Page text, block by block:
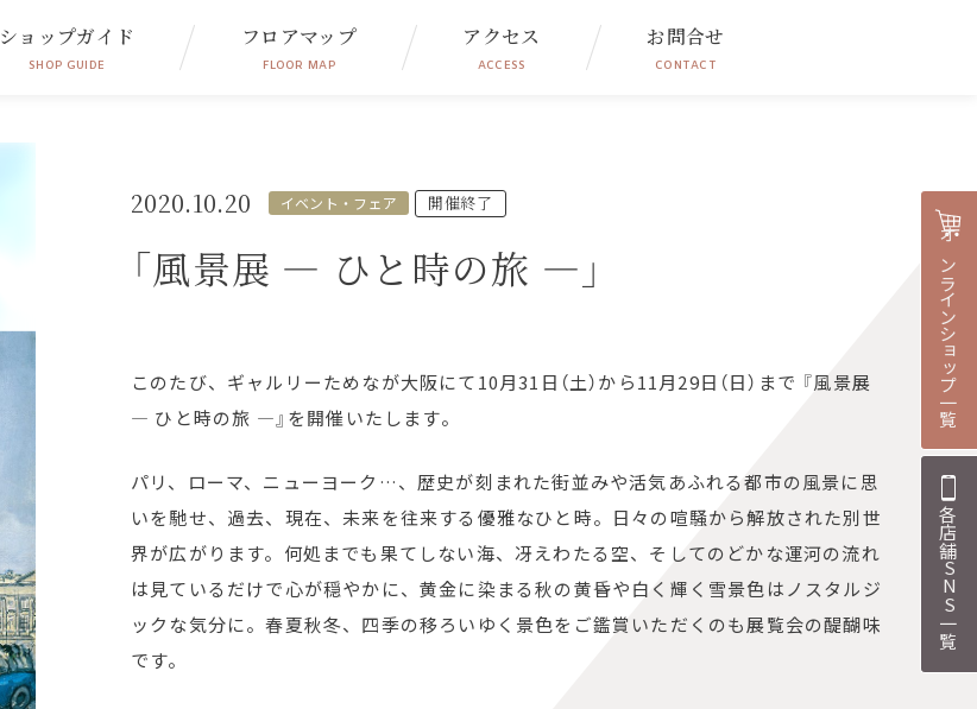
ショップガイド
SHOP GUIDE
フロアマップ
FLOOR MAP
アクセス
ACCESS
お問合せ
CONTACT
オンラインショップ一覧
各店舗SNS一覧
2020.10.20 イベント・フェア 開催終了
「風景展 ― ひと時の旅 ―」
このたび、ギャルリーためなが大阪にて10月31 日（土）から11 月29日（日）まで 『風景展
― ひと時の旅 ―』を開催いたします。
パリ、ローマ、ニューヨーク…、歴史が刻まれた街並みや活気あふれる都市の風景に思
いを馳せ、過去、現在、未来を往来する優雅なひと時。日々の喧騒から解放された別世
界が広がります。何処までも果てしない海、冴えわたる空、そしてのどかな運河の流れ
は見ているだけで心が穏やかに、黄金に染まる秋の黄昏や白く輝く雪景色はノスタルジ
ックな気分に。春夏秋冬、四季の移ろいゆく景色をご鑑賞いただくのも展覧会の醍醐味
です。